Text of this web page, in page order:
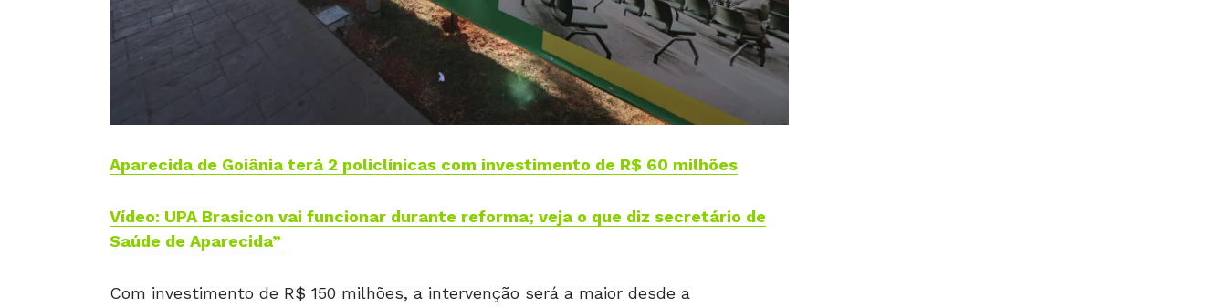
Aparecida de Goiânia terá 2 policlínicas com investimento de R$ 60 milhões
Vídeo: UPA Brasicon vai funcionar durante reforma; veja o que diz secretário de
Saúde de Aparecida”
Com investimento de R$ 150 milhões, a intervenção será a maior desde a